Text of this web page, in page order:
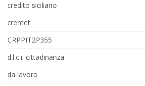
credito siciliano
cremet
CRPPIT2P355
d.l.c.i. cittadinanza
da lavoro